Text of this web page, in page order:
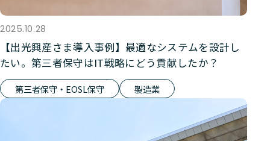
2025.10.28
【出光興産さま導入事例】最適なシステムを設計し
たい。第三者保守はIT戦略にどう貢献したか？
第三者保守・EOSL保守 製造業